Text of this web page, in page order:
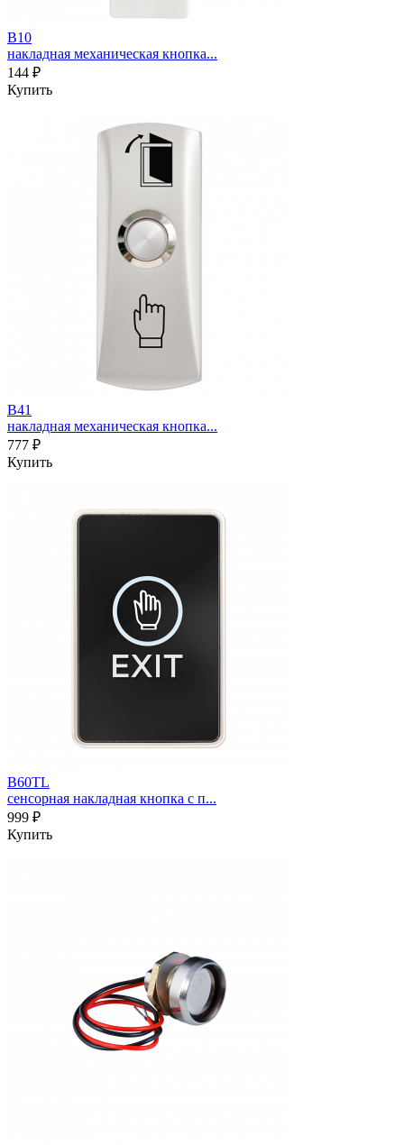
B10
накладная механическая кнопка...
144 ₽
Купить
B41
накладная механическая кнопка...
777 ₽
Купить
B60TL
сенсорная накладная кнопка с п...
999 ₽
Купить